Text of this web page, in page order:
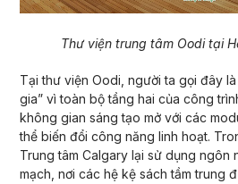
Thư viện trung tâm Oodi tại
Tại thư viện Oodi, người ta gọi đây
gia” vì toàn bộ tầng hai của công
không gian sáng tạo mở với các
thể biến đổi công năng linh hoạt.
Trung tâm Calgary lại sử dụng ngôn
mạch, nơi các hệ kệ sách tầm trung